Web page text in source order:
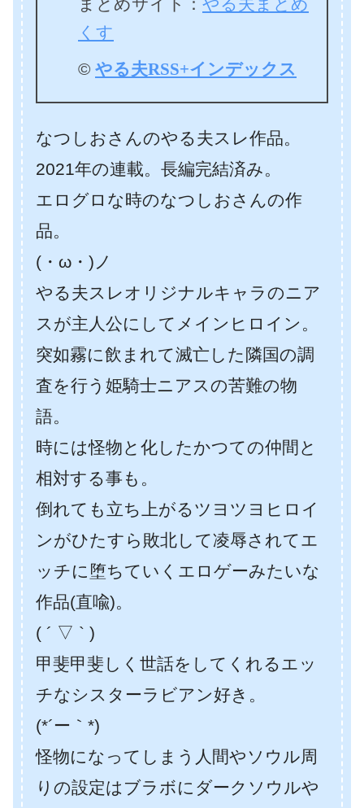
まとめサイト： やる夫まとめ
くす
© やる夫RSS+インデックス
なつしおさんのやる夫スレ作品。
2021年の連載。長編完結済み。
エログロな時のなつしおさんの作
品。
(・ω・)ノ
やる夫スレオリジナルキャラのニア
スが主人公にしてメインヒロイン。
突如霧に飲まれて滅亡した隣国の調
査を行う姫騎士ニアスの苦難の物
語。
時には怪物と化したかつての仲間と
相対する事も。
倒れても立ち上がるツヨツヨヒロイ
ンがひたすら敗北して凌辱されてエ
ッチに堕ちていくエロゲーみたいな
作品(直喩)。
( ´ ▽ ` )
甲斐甲斐しく世話をしてくれるエッ
チなシスターラビアン好き。
(*´ー｀*)
怪物になってしまう人間やソウル周
りの設定はブラボにダークソウルや